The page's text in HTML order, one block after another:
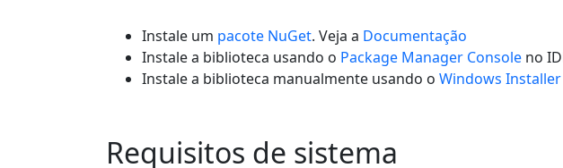
Instale um pacote NuGet. Veja a Documentação
Instale a biblioteca usando o Package Manager Console no
Instale a biblioteca manualmente usando o Windows Installer
Requisitos de sistema